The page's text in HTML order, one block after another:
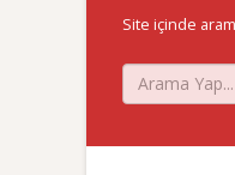
Site içinde